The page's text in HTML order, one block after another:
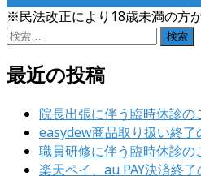
※民法改正により18歳未満の方
検
最近の投稿
院長出張に伴う臨時休診の
easydew商品取り扱い終了
職員研修に伴う臨時休診の
楽天ペイ、au PAY決済終